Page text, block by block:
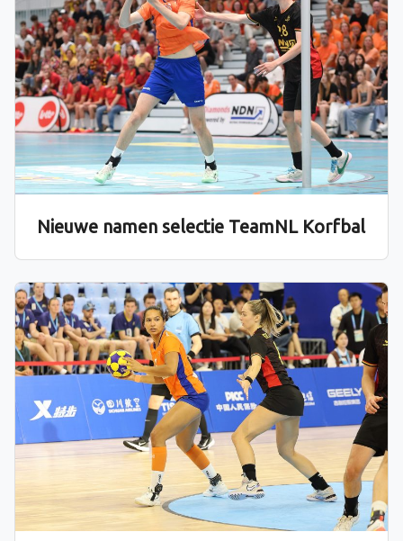
Nieuwe namen selectie TeamNL Korfbal